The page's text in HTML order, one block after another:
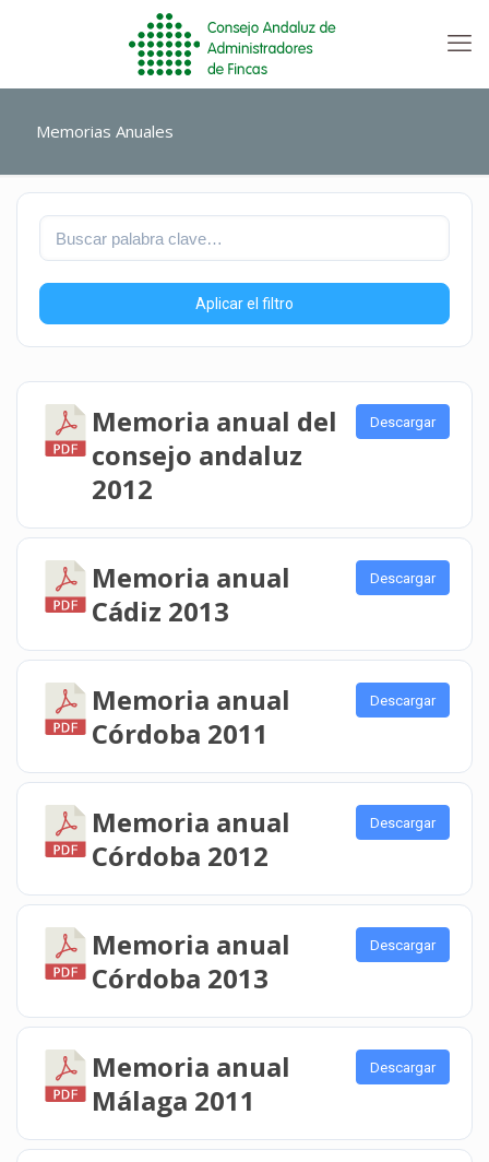
Memorias Anuales
Aplicar el filtro
Memoria anual del
consejo andaluz
2012
Descargar
Memoria anual
Cádiz 2013
Descargar
Memoria anual
Córdoba 2011
Descargar
Memoria anual
Córdoba 2012
Descargar
Memoria anual
Córdoba 2013
Descargar
Memoria anual
Málaga 2011
Descargar